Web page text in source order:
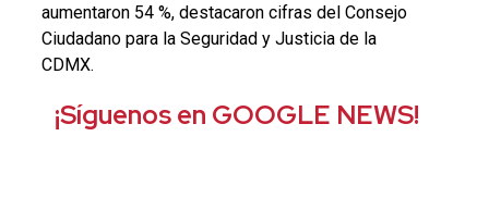
aumentaron 54 %, destacaron cifras del Consejo
Ciudadano para la Seguridad y Justicia de la
CDMX.
¡Síguenos en GOOGLE NEWS!